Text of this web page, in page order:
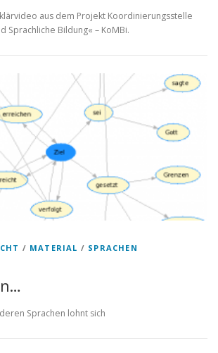
aus dem Projekt Koordinierungsstelle
Sprachliche Bildung« – KoMBi.
/ MATERIAL / SPRACHEN
Sprachen lohnt sich